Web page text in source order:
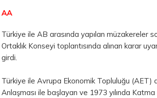
AA
Türkiye ile AB arasında yapılan
Ortaklık Konseyi toplantısında alınan karar
girdi.
Türkiye ile Avrupa Ekonomik Topluluğu (AET)
Anlaşması ile başlayan ve 1973 yılında